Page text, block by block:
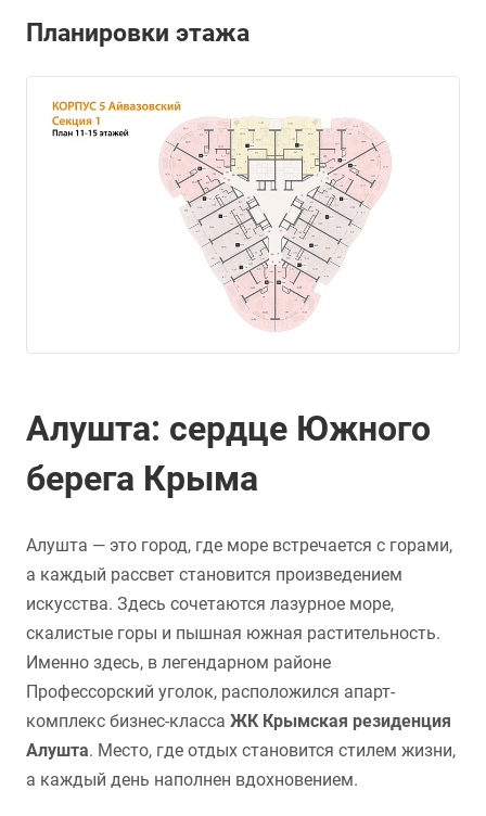
Планировки этажа
Алушта: сердце Южного
берега Крыма
Алушта — это город, где море встречается с горами,
а каждый рассвет становится произведением
искусства. Здесь сочетаются лазурное море,
скалистые горы и пышная южная растительность.
Именно здесь, в легендарном районе
Профессорский уголок, расположился апарт-
комплекс бизнес-класса ЖК Крымская резиденция
Алушта. Место, где отдых становится стилем жизни,
а каждый день наполнен вдохновением.